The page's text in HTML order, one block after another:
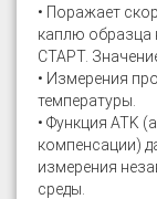
• Поражает
каплю образца
СТАРТ.
• Измерения
температуры.
• Функция ATK
компенсации)
измерения
среды.